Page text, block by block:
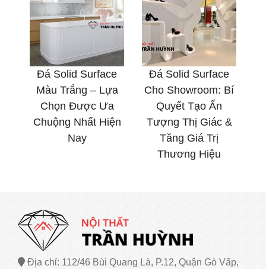
Đá Solid Surface
Màu Trắng – Lựa
Chọn Được Ưa
Chuộng Nhất Hiện
Nay
Đá Solid Surface
Cho Showroom: Bí
Quyết Tạo Ấn
Tượng Thị Giác &
Tăng Giá Trị
Thương Hiệu
Địa chỉ: 112/46 Bùi Quang Là, P.12, Quận Gò Vấp,